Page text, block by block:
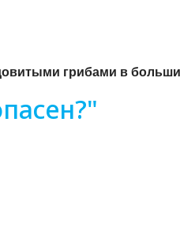
грибами в